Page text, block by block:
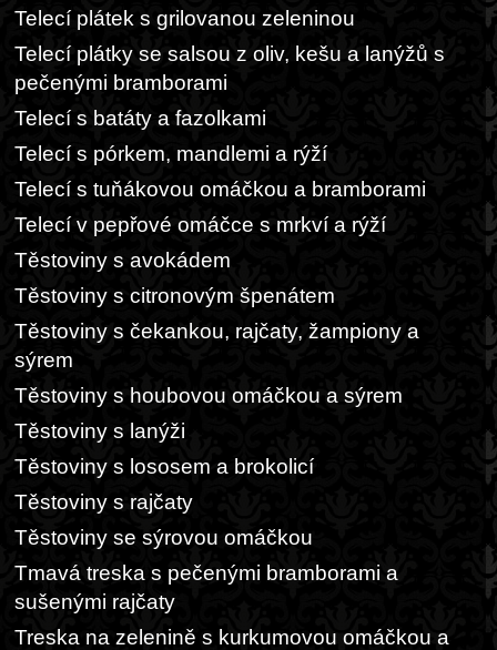
Telecí plátek s grilovanou zeleninou
Telecí plátky se salsou z oliv, kešu a lanýžů s
pečenými bramborami
Telecí s batáty a fazolkami
Telecí s pórkem, mandlemi a rýží
Telecí s tuňákovou omáčkou a bramborami
Telecí v pepřové omáčce s mrkví a rýží
Těstoviny s avokádem
Těstoviny s citronovým špenátem
Těstoviny s čekankou, rajčaty, žampiony a
sýrem
Těstoviny s houbovou omáčkou a sýrem
Těstoviny s lanýži
Těstoviny s lososem a brokolicí
Těstoviny s rajčaty
Těstoviny se sýrovou omáčkou
Tmavá treska s pečenými bramborami a
sušenými rajčaty
Treska na zelenině s kurkumovou omáčkou a